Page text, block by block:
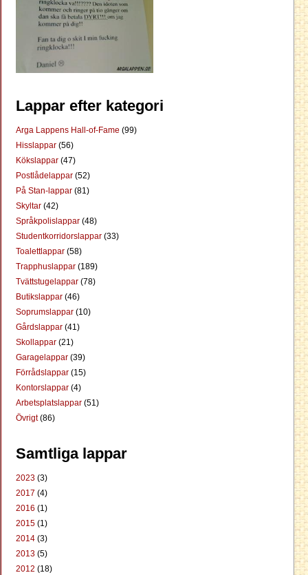
Lappar efter kategori
Arga Lappens Hall-of-Fame (99)
Hisslappar (56)
Kökslappar (47)
Postlådelappar (52)
På Stan-lappar (81)
Skyltar (42)
Språkpolislappar (48)
Studentkorridorslappar (33)
Toalettlappar (58)
Trapphuslappar (189)
Tvättstugelappar (78)
Butikslappar (46)
Soprumslappar (10)
Gårdslappar (41)
Skollappar (21)
Garagelappar (39)
Förrådslappar (15)
Kontorslappar (4)
Arbetsplatslappar (51)
Övrigt(86)
Samtliga lappar
2023 (3)
2017 (4)
2016 (1)
2015 (1)
2014 (3)
2013 (5)
2012 (18)